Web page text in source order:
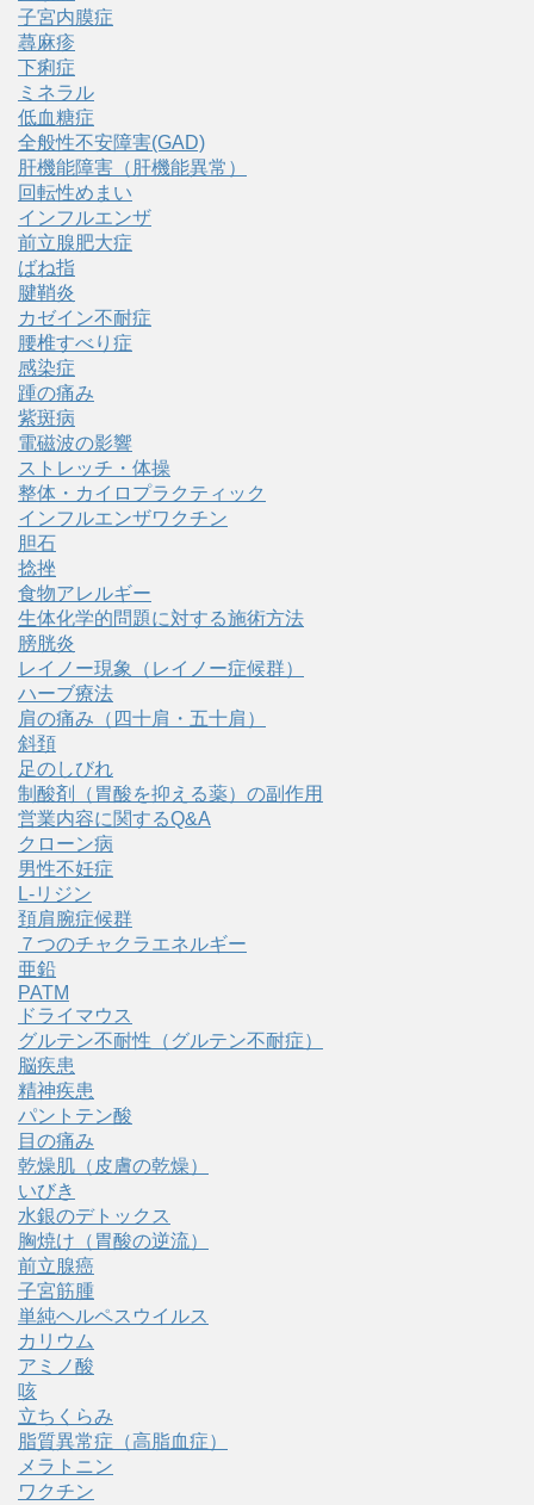
子宮内膜症
蕁麻疹
下痢症
ミネラル
低血糖症
全般性不安障害(GAD)
肝機能障害（肝機能異常）
回転性めまい
インフルエンザ
前立腺肥大症
ばね指
腱鞘炎
カゼイン不耐症
腰椎すべり症
感染症
踵の痛み
紫斑病
電磁波の影響
ストレッチ・体操
整体・カイロプラクティック
インフルエンザワクチン
胆石
捻挫
食物アレルギー
生体化学的問題に対する施術方法
膀胱炎
レイノー現象（レイノー症候群）
ハーブ療法
肩の痛み（四十肩・五十肩）
斜頚
足のしびれ
制酸剤（胃酸を抑える薬）の副作用
営業内容に関するQ&A
クローン病
男性不妊症
L-リジン
頚肩腕症候群
７つのチャクラエネルギー
亜鉛
PATM
ドライマウス
グルテン不耐性（グルテン不耐症）
脳疾患
精神疾患
パントテン酸
目の痛み
乾燥肌（皮膚の乾燥）
いびき
水銀のデトックス
胸焼け（胃酸の逆流）
前立腺癌
子宮筋腫
単純ヘルペスウイルス
カリウム
アミノ酸
咳
立ちくらみ
脂質異常症（高脂血症）
メラトニン
ワクチン